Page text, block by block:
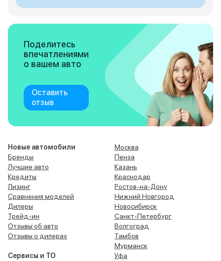
Поделитесь
впечатлениями
о вашем авто
Оставить
отзыв
Новые автомобили
Бренды
Лучшие авто
Кредиты
Лизинг
Сравнения моделей
Дилеры
Трейд-ин
Отзывы об авто
Отзывы о дилерах
Сервисы и ТО
Москва
Пенза
Казань
Краснодар
Ростов-на-Дону
Нижний Новгород
Новосибирск
Санкт-Петербург
Волгоград
Тамбов
Мурманск
Уфа